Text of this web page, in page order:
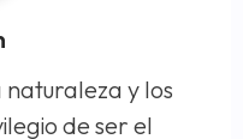
naturaleza y los
de ser el